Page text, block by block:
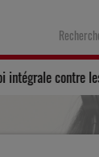
faveur d'une